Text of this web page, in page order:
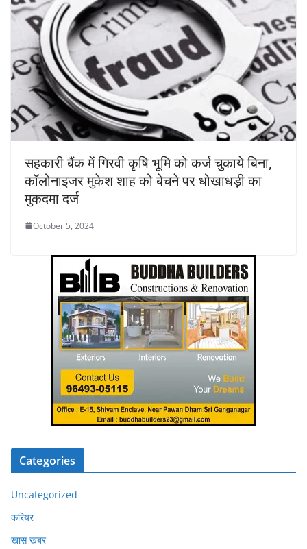
सहकारी बैंक में गिरवी कृषि भूमि को कर्ज चुकाये बिना,
कॉलोनाइजर मुकेश शाह को बेचने पर धोखाधड़ी का
मुकदमा दर्ज
October 5, 2024
Categories
Uncategorized
करियर
खास खबर